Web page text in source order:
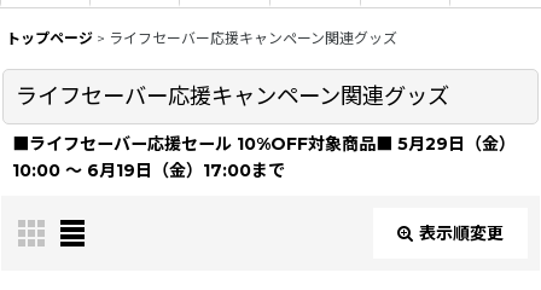
トップページ > ライフセーバー応援キャンペーン関連グッズ
ライフセーバー応援キャンペーン関連グッズ
■ライフセーバー応援セール 10%OFF対象商品■ 5月29日（金）
10:00 〜 6月19日（金）17:00まで
表示順変更